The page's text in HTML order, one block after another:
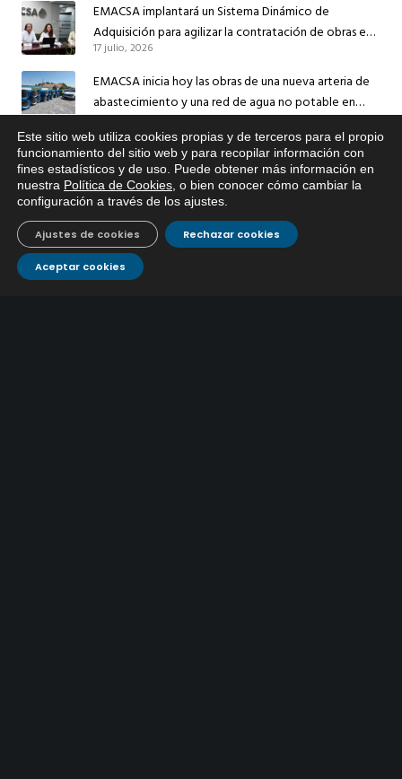
EMACSA implantará un Sistema Dinámico de
Adquisición para agilizar la contratación de obras en
sus redes e instalaciones
17 julio, 2026
EMACSA inicia hoy las obras de una nueva arteria de
abastecimiento y una red de agua no potable en
13 julio, 2026
Caracterización ZA Córdoba Red Quemadas- 1ª Sem
2026
9 julio, 2026
Caracterización ZA Córdoba Red Carrera Caballo-1º
Sem 2026
9 julio, 2026
Este sitio web utiliza cookies propias y de terceros para el propio
funcionamiento del sitio web y para recopilar información con
fines estadísticos y de uso. Puede obtener más información en
nuestra Política de Cookies , o bien conocer cómo cambiar la
configuración a través de los ajustes
Aceptar cookies
Rechazar cookies
Ajustes de cookies
Si tiene cualquier duda sobre
EMACSA, haga click abajo.